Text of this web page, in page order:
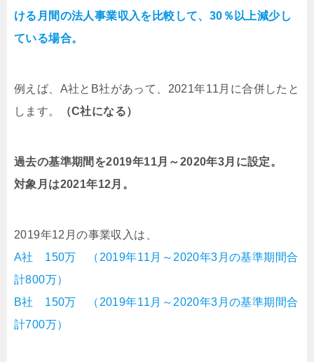
ける月間の法人事業収入を比較して、30％以上減少し
ている場合。
例えば、A社とB社があって、2021年11月に合併したと
します。
（C社になる）
過去の基準期間を2019年11月～2020年3月に設定。
対象月は2021年12月。
2019年12月の事業収入は、
A社 150万 （2019年11月～2020年3月の基準期間合
計800万）
B社 150万 （2019年11月～2020年3月の基準期間合
計700万）